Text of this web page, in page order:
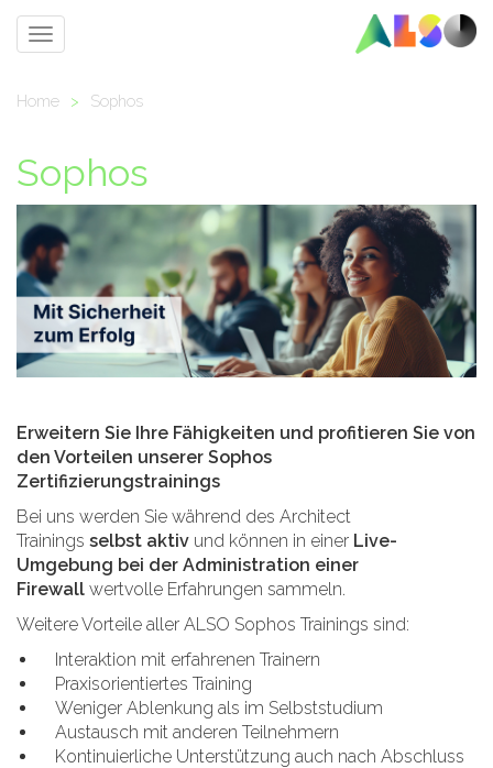
Toggle
Home > Sophos
Sophos
Erweitern Sie Ihre Fähigkeiten und profitieren Sie von
den Vorteilen unserer Sophos
Zertifizierungstrainings
Bei uns werden Sie während des Architect
Trainings selbst aktiv und können in einer Live-
Umgebung bei der Administration einer
Firewall wertvolle Erfahrungen sammeln.
Weitere Vorteile aller ALSO Sophos Trainings sind:
Interaktion mit erfahrenen Trainern
Praxisorientiertes Training
Weniger Ablenkung als im Selbststudium
Austausch mit anderen Teilnehmern
Kontinuierliche Unterstützung auch nach Abschluss